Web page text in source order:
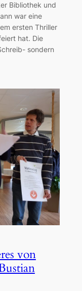
Bibliothek und
war eine
ersten Thriller
hat. Die
sondern
von